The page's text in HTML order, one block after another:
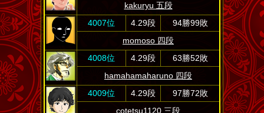
kakuryu 五段
4007位
4.29段
94勝99敗
momoso 四段
4008位
4.29段
63勝52敗
hamahamaharuno 四段
4009位
4.29段
97勝72敗
cotetsu1120 三段